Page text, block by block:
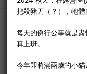
合作聯繫
品牌合作｜團購詢價